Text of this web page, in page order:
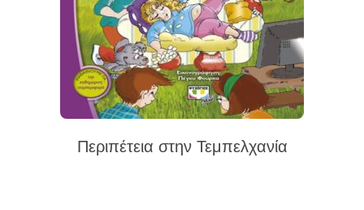
Περιπέτεια στην Τεμπελχανία